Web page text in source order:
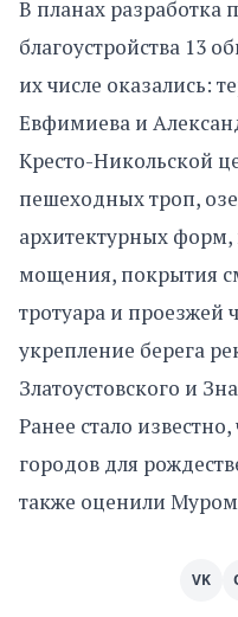
В планах разработка
благоустройства 13
их числе оказались:
Евфимиева и
Кресто-Никольской
пешеходных троп,
архитектурных форм,
мощения, покрытия
тротуара и проезжей
укрепление берега
Златоустовского и
Ранее стало известно,
городов для
также оценили
VK